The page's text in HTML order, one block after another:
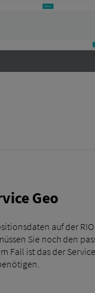
Geo
auf der
Sie noch den
Fall ist das der Service